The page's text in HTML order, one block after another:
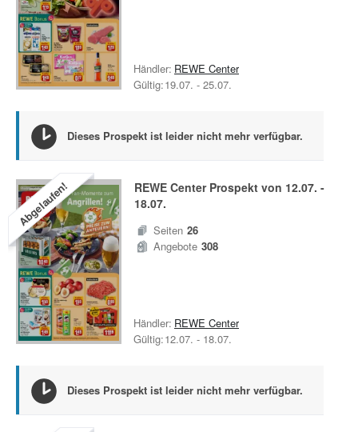
Gültig:19.07. - 25.07.
Händler: REWE Center
Dieses Prospekt ist leider nicht mehr verfügbar.
Abgelaufen! REWE CenterProspekt von 12.07. -
18.07.
Seiten 26
Angebote 308
Gültig:12.07. - 18.07.
Händler: REWE Center
Dieses Prospekt ist leider nicht mehr verfügbar.